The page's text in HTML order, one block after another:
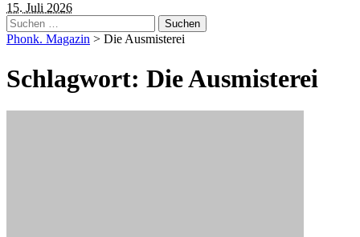
15. Juli 2026
Suchen
nach:
Phonk. Magazin > Die Ausmisterei
Schlagwort: Die Ausmisterei